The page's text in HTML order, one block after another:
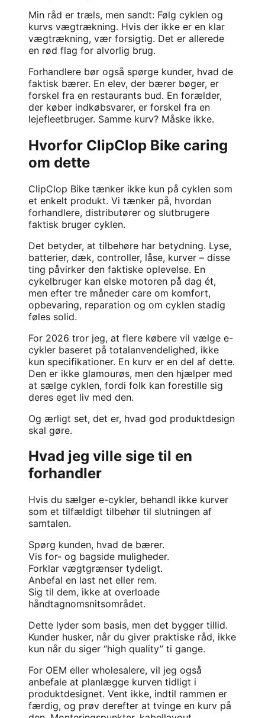
Min råd er træls, men sandt: Følg cyklen og
kurvs vægtrækning. Hvis der ikke er en klar
vægtrækning, vær forsigtig. Det er allerede
en rød flag for alvorlig brug.
Forhandlere bør også spørge kunder, hvad de
faktisk bærer. En elev, der bærer bøger, er
forskel fra en restaurants bud. En forælder,
der køber indkøbsvarer, er forskel fra en
lejefleetbruger. Samme kurv? Måske ikke.
Hvorfor ClipClop Bike caring
om dette
ClipClop Bike tænker ikke kun på cyklen som
et enkelt produkt. Vi tænker på, hvordan
forhandlere, distributører og slutbrugere
faktisk bruger cyklen.
Det betyder, at tilbehøre har betydning. Lyse,
batterier, dæk, controller, låse, kurver – disse
ting påvirker den faktiske oplevelse. En
cykelbruger kan elske motoren på dag ét,
men efter tre måneder care om komfort,
opbevaring, reparation og om cyklen stadig
føles solid.
For 2026 tror jeg, at flere købere vil vælge e-
cykler baseret på totalanvendelighed, ikke
kun specifikationer. En kurv er en del af dette.
Den er ikke glamourøs, men den hjælper med
at sælge cyklen, fordi folk kan forestille sig
deres eget liv med den.
Og ærligt set, det er, hvad god produktdesign
skal gøre.
Hvad jeg ville sige til en
forhandler
Hvis du sælger e-cykler, behandl ikke kurver
som et tilfældigt tilbehør til slutningen af
samtalen.
Spørg kunden, hvad de bærer.
Vis for- og bagside muligheder.
Forklar vægtgrænser tydeligt.
Anbefal en last net eller rem.
Sig til dem, ikke at overloade
håndtagnomsnitsområdet.
Dette lyder som basis, men det bygger tillid.
Kunder husker, når du giver praktiske råd, ikke
kun når du siger “high quality” ti gange.
For OEM eller wholesalere, vil jeg også
anbefale at planlægge kurven tidligt i
produktdesignet. Vent ikke, indtil rammen er
færdig, og prøv derefter at tvinge en kurv på